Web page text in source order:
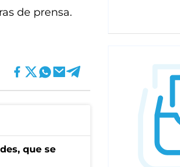
de prensa.
que se